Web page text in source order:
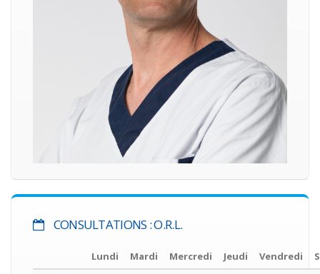
CONSULTATIONS : O.R.L.
Lundi Mardi Mercredi Jeudi Vendredi